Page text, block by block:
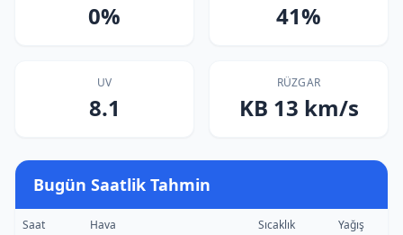
0% 41%
UV
8.1
RÜZGAR
KB 13 km/s
Bugün Saatlik Tahmin
Saat Hava Sıcaklık Yağış